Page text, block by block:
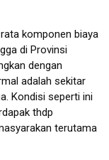
komponen biaya
di Provinsi
dengan
adalah sekitar
Kondisi seperti ini
thdp
terutama